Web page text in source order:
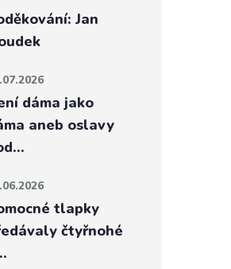
Jan
dáma jako
aneb oslavy
tlapky
čtyřnohé